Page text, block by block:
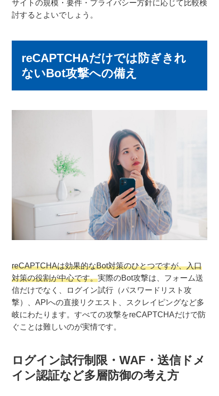
サイトの規模・要件・プライバシー方針に応じて比較検
討するとよいでしょう。
reCAPTCHAだけでは防ぎきれ
ないBot攻撃への備え
reCAPTCHAは効果的なBot対策のひとつですが、入口
対策の役割が中心です。実際のBot攻撃は、フォーム送
信だけでなく、ログイン試行（パスワードリスト攻
撃）、APIへの直接リクエスト、スクレイピングなど多
岐にわたります。すべての攻撃をreCAPTCHAだけで防
ぐことは難しいのが実情です。
ログイン試行制限・WAF・送信ドメ
イン認証など多層防御の考え方